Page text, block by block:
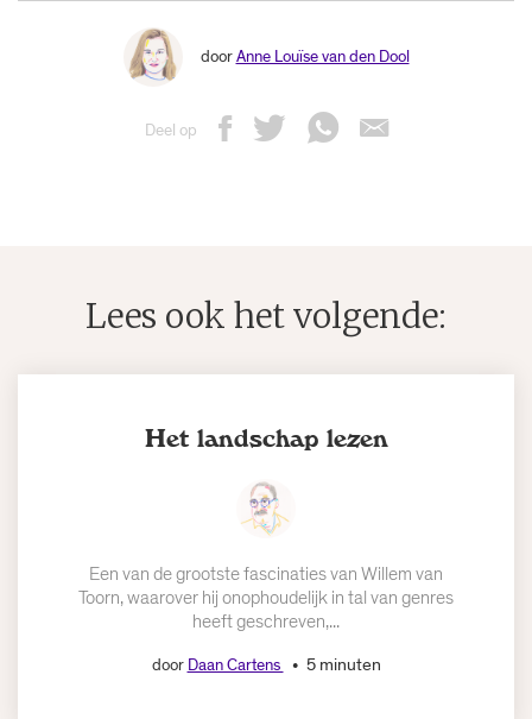
doorAnne Louïse van den Dool
Deel op
Lees ook het volgende:
Het landschap lezen
Een van de grootste fascinaties van Willem van
Toorn, waarover hij onophoudelijk in tal van genres
heeft geschreven,...
door Daan Cartens 5 minuten